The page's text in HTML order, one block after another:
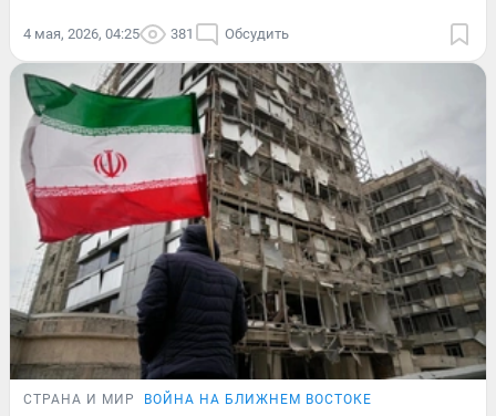
4 мая, 2026, 04:25 381 Обсудить
СТРАНА И МИР ВОЙНА НА БЛИЖНЕМ ВОСТОКЕ